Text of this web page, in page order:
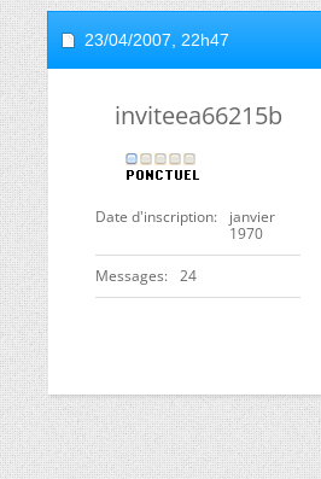
23/04/2007, 22h47
inviteea66215b
Date d'inscription
janvier
1970
Messages 24